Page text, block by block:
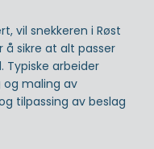
vil snekkeren i Røst
sikre at alt passer
Typiske arbeider
og maling av
tilpassing av beslag